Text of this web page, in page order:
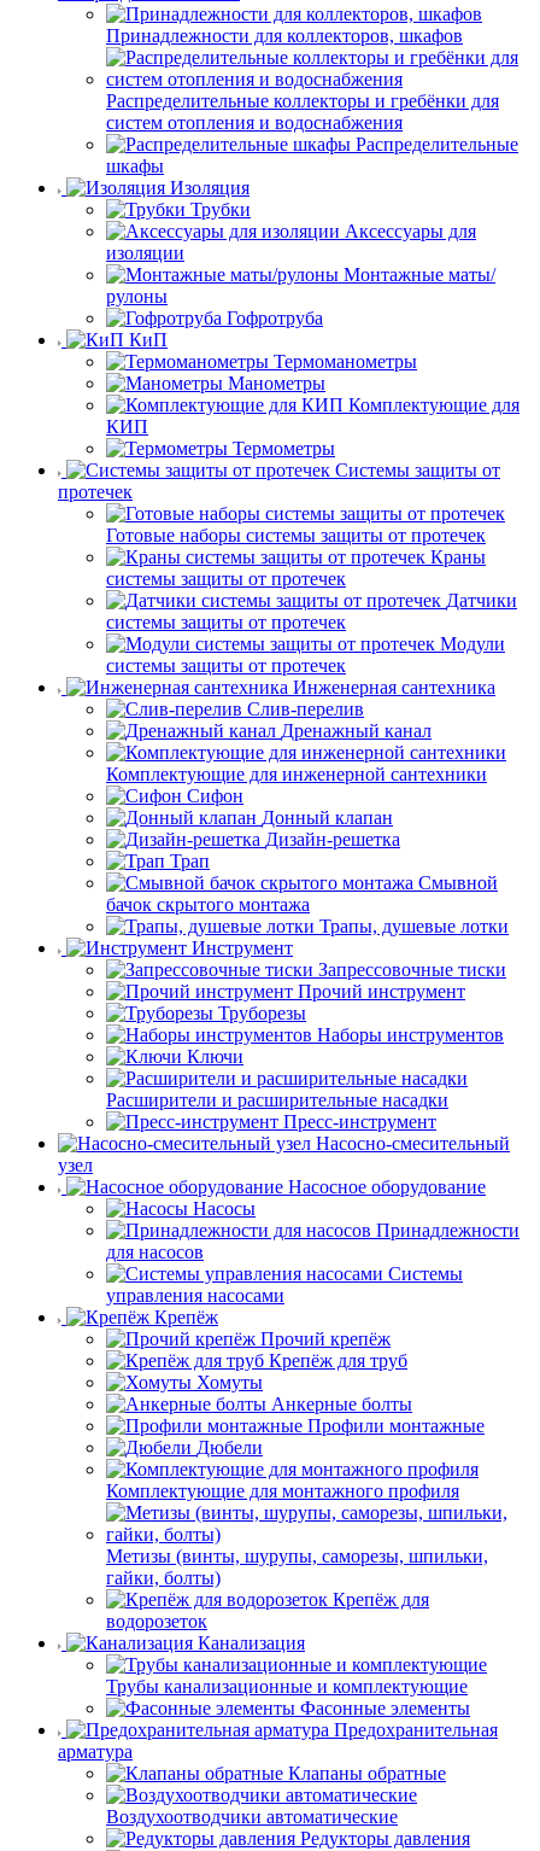
Принадлежности для коллекторов, шкафов
Распределительные коллекторы и гребёнки для
систем отопления и водоснабжения
Распределительные
шкафы
Изоляция
Трубки
Аксессуары для
изоляции
Монтажные маты/
рулоны
Гофротруба
КиП
Термоманометры
Манометры
Комплектующие для
КИП
Термометры
Системы защиты от
протечек
Готовые наборы системы защиты от протечек
Краны
системы защиты от протечек
Датчики
системы защиты от протечек
Модули
системы защиты от протечек
Инженерная сантехника
Слив-перелив
Дренажный канал
Комплектующие для инженерной сантехники
Сифон
Донный клапан
Дизайн-решетка
Трап
Смывной
бачок скрытого монтажа
Трапы, душевые лотки
Инструмент
Запрессовочные тиски
Прочий инструмент
Труборезы
Наборы инструментов
Ключи
Расширители и расширительные насадки
Пресс-инструмент
Насосно-смесительный
узел
Насосное оборудование
Насосы
Принадлежности
для насосов
Системы
управления насосами
Крепёж
Прочий крепёж
Крепёж для труб
Хомуты
Анкерные болты
Профили монтажные
Дюбели
Комплектующие для монтажного профиля
Метизы (винты, шурупы, саморезы, шпильки,
гайки, болты)
Крепёж для
водорозеток
Канализация
Трубы канализационные и комплектующие
Фасонные элементы
Предохранительная
арматура
Клапаны обратные
Воздухоотводчики автоматические
Редукторы давления